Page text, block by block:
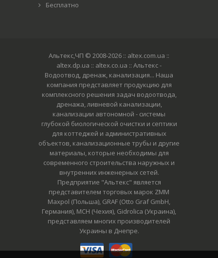
Бесплатно
Альтекс,ЧП © 2008-2026 :: altex.com.ua ::
altex.dp.ua :: altex.co.ua :: Альтекс -
Водоотвод, дренаж, канализация... Наша
компания представляет продукцию для
комплексного решения задач водоотвода,
дренажа, ливневой канализации,
канализации автономной - системы
глубокой биологической очистки и септики
для коттеджей и административных
объектов, канализационные трубы и другие
материалы, которые необходимы для
современного строительства наружных и
внутренних инженерных сетей.
Предприятие "Альтекс" является
представителем торговых марок ZMM
Maxpol (Польша), GRAF (Otto Graf GmbH,
Германия), MCH (Чехия), Gidrolica (Украина),
представляем многих производителей
Украины в Днепре.